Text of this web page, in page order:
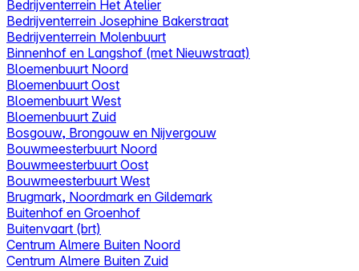
Bedrijventerrein Het Atelier
Bedrijventerrein Josephine Bakerstraat
Bedrijventerrein Molenbuurt
Binnenhof en Langshof (met Nieuwstraat)
Bloemenbuurt Noord
Bloemenbuurt Oost
Bloemenbuurt West
Bloemenbuurt Zuid
Bosgouw, Brongouw en Nijvergouw
Bouwmeesterbuurt Noord
Bouwmeesterbuurt Oost
Bouwmeesterbuurt West
Brugmark, Noordmark en Gildemark
Buitenhof en Groenhof
Buitenvaart (brt)
Centrum Almere Buiten Noord
Centrum Almere Buiten Zuid